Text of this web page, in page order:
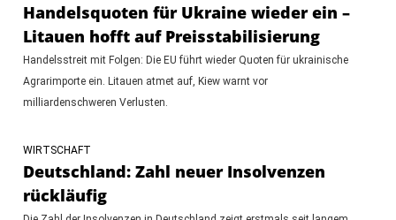
Handelsquoten für Ukraine wieder ein –
Litauen hofft auf Preisstabilisierung
Handelsstreit mit Folgen: Die EU führt wieder Quoten für ukrainische
Agrarimporte ein. Litauen atmet auf, Kiew warnt vor
milliardenschweren Verlusten.
WIRTSCHAFT
Deutschland: Zahl neuer Insolvenzen
rückläufig